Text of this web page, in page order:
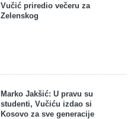
Vučić priredio večeru za
Zelenskog
Marko Jakšić: U pravu su
studenti, Vučiću izdao si
Kosovo za sve generacije